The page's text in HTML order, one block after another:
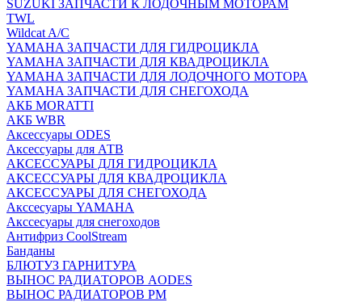
SUZUKI ЗАПЧАСТИ К ЛОДОЧНЫМ МОТОРАМ
TWL
Wildcat A/C
YAMAHA ЗАПЧАСТИ ДЛЯ ГИДРОЦИКЛА
YAMAHA ЗАПЧАСТИ ДЛЯ КВАДРОЦИКЛА
YAMAHA ЗАПЧАСТИ ДЛЯ ЛОДОЧНОГО МОТОРА
YAMAHA ЗАПЧАСТИ ДЛЯ СНЕГОХОДА
АКБ MORATTI
АКБ WBR
Аксессуары ODES
Аксессуары для АТВ
АКСЕССУАРЫ ДЛЯ ГИДРОЦИКЛА
АКСЕССУАРЫ ДЛЯ КВАДРОЦИКЛА
АКСЕССУАРЫ ДЛЯ СНЕГОХОДА
Акссесуары YAMAHA
Акссесуары для снегоходов
Антифриз CoolStream
Банданы
БЛЮТУЗ ГАРНИТУРА
ВЫНОС РАДИАТОРОВ AODES
ВЫНОС РАДИАТОРОВ РМ